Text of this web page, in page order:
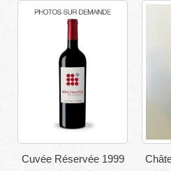
Cuvée Réservée 1999